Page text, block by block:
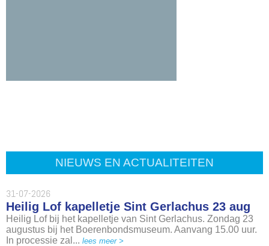
NIEUWS EN ACTUALITEITEN
31-07-2026
Heilig Lof kapelletje Sint Gerlachus 23 aug
Heilig Lof bij het kapelletje van Sint Gerlachus. Zondag 23
augustus bij het Boerenbondsmuseum. Aanvang 15.00 uur.
In processie zal... lees meer >